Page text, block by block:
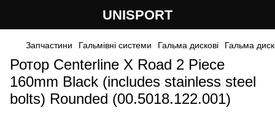
UNISPORT
Запчастини Гальмівні системи Гальма дискові Гальма
Ротор Centerline X Road 2 Piece
160mm Black (includes stainless steel
bolts) Rounded (00.5018.122.001)